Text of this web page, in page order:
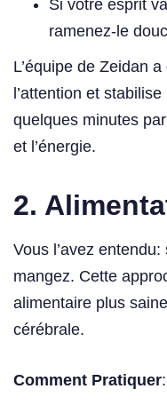
Si votre esprit
ramenez-le
L’équipe de Zeidan
l’attention et
quelques minutes
et l’énergie.
2.
Vous l’avez
mangez. Cette
alimentaire plus
cérébrale.
Comment Pratiquer: